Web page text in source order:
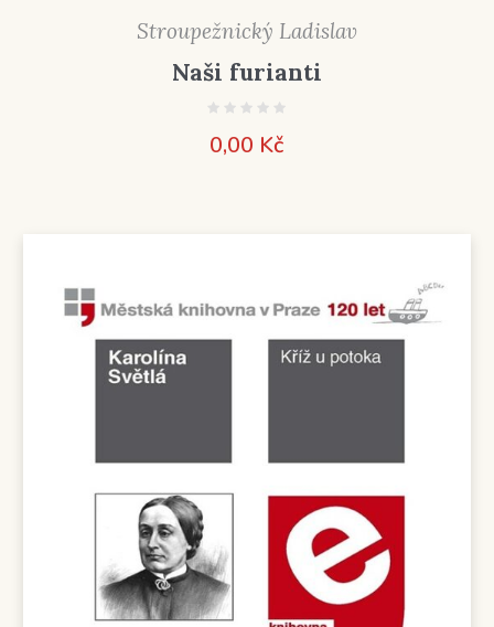
Stroupežnický Ladislav
Naši furianti
0,00 Kč